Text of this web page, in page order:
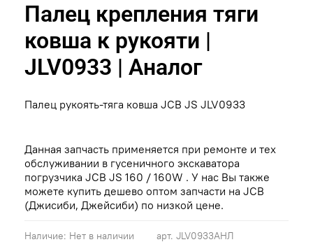
арт. JLV0933АНЛ
Наличие: Нет в наличии
Палец крепления тяги
ковша к рукояти |
JLV0933 | Аналог
Палец рукоять-тяга ковша JCB JS JLV0933
Данная запчасть применяется при ремонте и тех
обслуживании в гусеничного экскаватора
погрузчика JCB JS 160 / 160W . У нас Вы также
можете купить дешево оптом запчасти на JCB
(Джисиби, Джейсиби) по низкой цене.